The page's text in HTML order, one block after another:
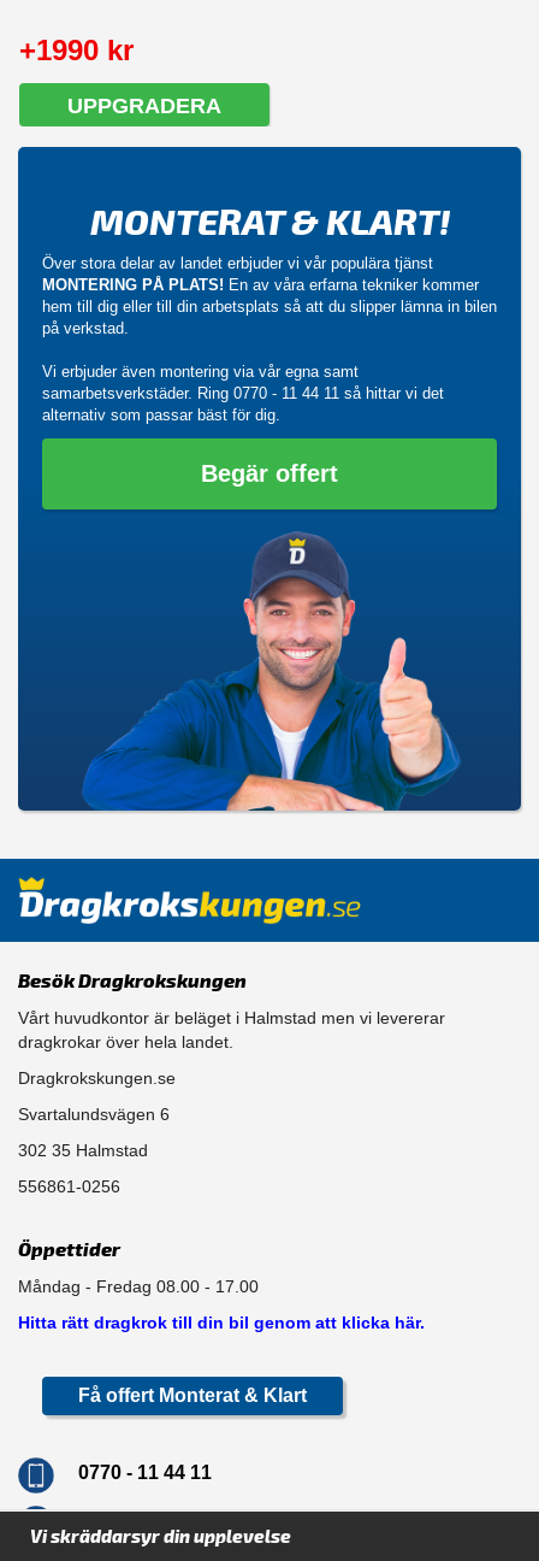
+1990 kr
UPPGRADERA
MONTERAT & KLART!
Över stora delar av landet erbjuder vi vår populära tjänst
MONTERING PÅ PLATS! En av våra erfarna tekniker kommer
hem till dig eller till din arbetsplats så att du slipper lämna in bilen
på verkstad.
Vi erbjuder även montering via vår egna samt
samarbetsverkstäder. Ring 0770 - 11 44 11 så hittar vi det
alternativ som passar bäst för dig.
Begär offert
Besök Dragkrokskungen
Vårt huvudkontor är beläget i Halmstad men vi levererar
dragkrokar över hela landet.
Dragkrokskungen.se
Svartalundsvägen 6
302 35 Halmstad
556861-0256
Öppettider
Måndag - Fredag 08.00 - 17.00
Hitta rätt dragkrok till din bil genom att klicka här.
Få offert Monterat & Klart
0770 - 11 44 11
Vi skräddarsyr din upplevelse